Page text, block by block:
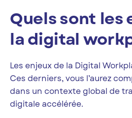
Quels sont les
la digital
Les enjeux de la Digital
Ces derniers, vous l’aurez
dans un contexte global de
digitale accélérée.